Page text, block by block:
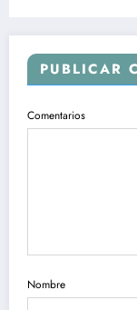
PUBLICAR
Comentarios
Nombre